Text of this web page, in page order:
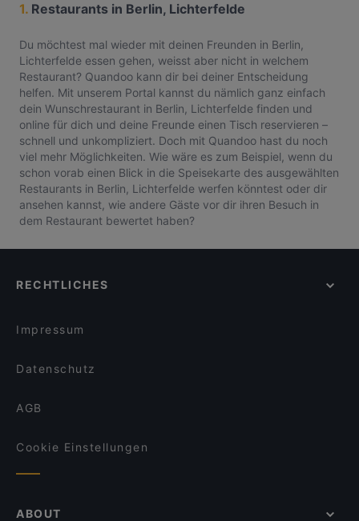
1. Restaurants in Berlin, Lichterfelde
Du möchtest mal wieder mit deinen Freunden in Berlin,
Lichterfelde essen gehen, weisst aber nicht in welchem
Restaurant? Quandoo kann dir bei deiner Entscheidung
helfen. Mit unserem Portal kannst du nämlich ganz einfach
dein Wunschrestaurant in Berlin, Lichterfelde finden und
online für dich und deine Freunde einen Tisch reservieren –
schnell und unkompliziert. Doch mit Quandoo hast du noch
viel mehr Möglichkeiten. Wie wäre es zum Beispiel, wenn du
schon vorab einen Blick in die Speisekarte des ausgewählten
Restaurants in Berlin, Lichterfelde werfen könntest oder dir
ansehen kannst, wie andere Gäste vor dir ihren Besuch in
dem Restaurant bewertet haben?
RECHTLICHES
Impressum
Datenschutz
AGB
Cookie Einstellungen
ABOUT